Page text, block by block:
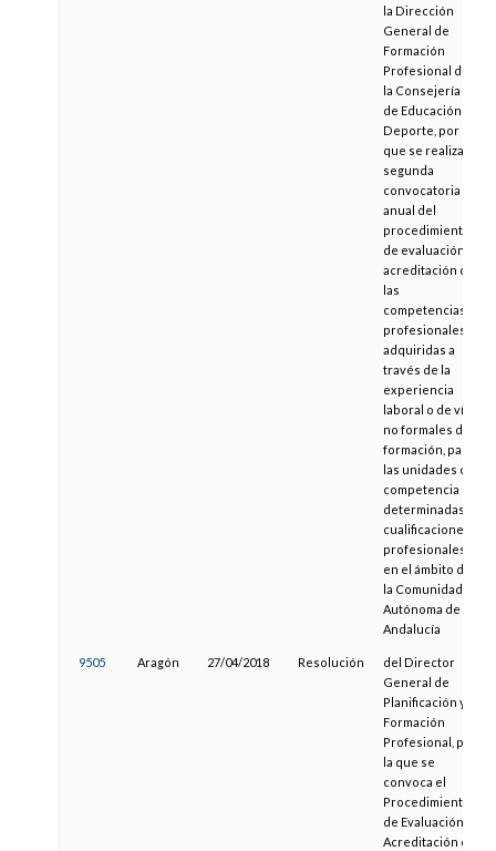
la Dirección
General de
Formación
Profesional de
la Consejería
de Educación y
Deporte, por la
que se realiza
segunda
convocatoria
anual del
procedimiento
de evaluación y
acreditación de
las
competencias
profesionales
adquiridas a
través de la
experiencia
laboral o de vías
no formales de
formación, para
las unidades de
competencia de
determinadas
cualificaciones
profesionales,
en el ámbito de
la Comunidad
Autónoma de
Andalucía
9505 Aragón 27/04/2018 Resolución
del Director
General de
Planificación y
Formación
Profesional, por
la que se
convoca el
Procedimiento
de Evaluación y
Acreditación de